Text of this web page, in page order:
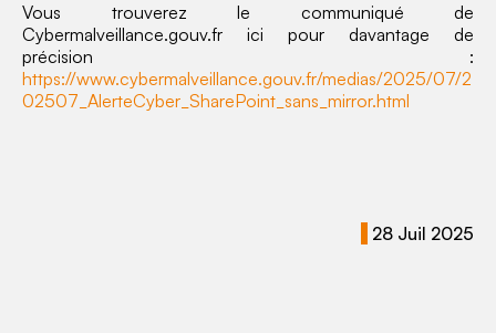
Vous trouverez le communiqué de
Cybermalveillance.gouv.fr ici pour davantage de
précision :
https://www.cybermalveillance.gouv.fr/medias/2025/07/2
02507_AlerteCyber_SharePoint_sans_mirror.html
28 Juil 2025